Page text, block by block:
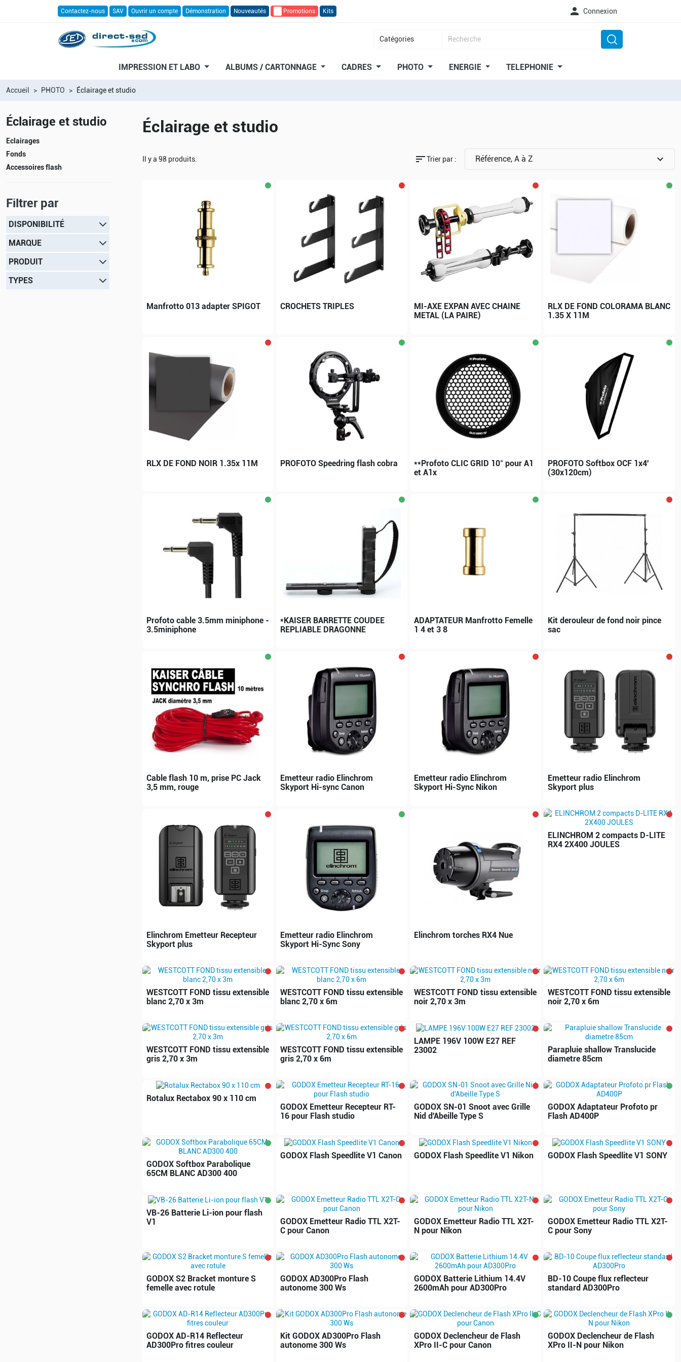
Contactez-nous SAV Ouvrir un compte Démonstration Nouveautés Promotions Kits  Connexion
IMPRESSION ET LABO ALBUMS / CARTONNAGE CADRES PHOTO ENERGIE TELEPHONIE
Accueil PHOTO Éclairage et studio
Éclairage et studio
Eclairages
Fonds
Accessoires flash
Filtrer par
DISPONIBILITÉ
MARQUE
PRODUIT
TYPES
Éclairage et studio
Il y a 98 produits. sortTrier par : Référence, A à Z expand_more
Manfrotto 013 adapter SPIGOT CROCHETS TRIPLES
MI-AXE EXPAN AVEC CHAINE
METAL (LA PAIRE)
RLX DE FOND COLORAMA BLANC
1.35 X 11M
RLX DE FOND NOIR 1.35x 11M PROFOTO Speedring flash cobra
**Profoto CLIC GRID 10° pour A1
et A1x
PROFOTO Softbox OCF 1x4'
(30x120cm)
Profoto cable 3.5mm miniphone -
3.5miniphone
*KAISER BARRETTE COUDEE
REPLIABLE DRAGONNE
ADAPTATEUR Manfrotto Femelle
1 4 et 3 8
Kit derouleur de fond noir pince
sac
Cable flash 10 m, prise PC Jack
3,5 mm, rouge
Emetteur radio Elinchrom
Skyport Hi-sync Canon
Emetteur radio Elinchrom
Skyport Hi-Sync Nikon
Emetteur radio Elinchrom
Skyport plus
Elinchrom Emetteur Recepteur
Skyport plus
Emetteur radio Elinchrom
Skyport Hi-Sync Sony
Elinchrom torches RX4 Nue
ELINCHROM 2 compacts D-LITE
RX4 2X400 JOULES
WESTCOTT FOND tissu extensible
blanc 2,70 x 3m
WESTCOTT FOND tissu extensible
blanc 2,70 x 6m
WESTCOTT FOND tissu extensible
noir 2,70 x 3m
WESTCOTT FOND tissu extensible
noir 2,70 x 6m
WESTCOTT FOND tissu extensible
gris 2,70 x 3m
WESTCOTT FOND tissu extensible
gris 2,70 x 6m
LAMPE 196V 100W E27 REF
23002
Parapluie shallow Translucide
diametre 85cm
Rotalux Rectabox 90 x 110 cm
GODOX Emetteur Recepteur RT-
16 pour Flash studio
GODOX SN-01 Snoot avec Grille
Nid d'Abeille Type S
GODOX Adaptateur Profoto pr
Flash AD400P
GODOX Softbox Parabolique
65CM BLANC AD300 400
GODOX Flash Speedlite V1 Canon GODOX Flash Speedlite V1 Nikon GODOX Flash Speedlite V1 SONY
VB-26 Batterie Li-ion pour flash
V1
GODOX Emetteur Radio TTL X2T-
C pour Canon
GODOX Emetteur Radio TTL X2T-
N pour Nikon
GODOX Emetteur Radio TTL X2T-
C pour Sony
GODOX S2 Bracket monture S
femelle avec rotule
GODOX AD300Pro Flash
autonome 300 Ws
GODOX Batterie Lithium 14.4V
2600mAh pour AD300Pro
BD-10 Coupe flux reflecteur
standard AD300Pro
GODOX AD-R14 Reflecteur
AD300Pro fitres couleur
Kit GODOX AD300Pro Flash
autonome 300 Ws
GODOX Declencheur de Flash
XPro II-C pour Canon
GODOX Declencheur de Flash
XPro II-N pour Nikon